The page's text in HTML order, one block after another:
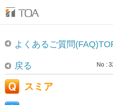
よくあるご質問
戻る No :
スミア